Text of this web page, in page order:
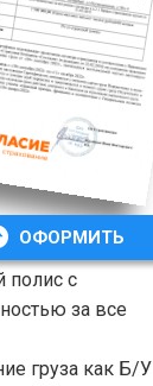
полис с
за все
груза как Б/У
ОФОРМИТЬ